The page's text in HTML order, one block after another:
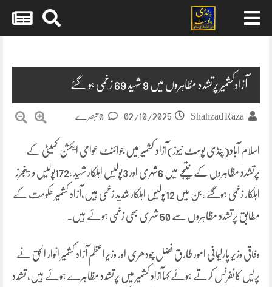
آزادکشمیر پرتشدد مظاہروں میں 9 شہید 69 زخمی ہو گئے
Shahzad Raza
02/10/2025
اسلام آباد(پنڈی پوسٹ نیوز)آزاد کشمیر میں جوائنٹ عوامی ایکشن کمیٹی کے
پرتشدد مظاہروں کے نتیجے میں 6شہری اور 3پولیس اہلکار شہید ،172پولیس و رینجرز
اہلکار زخمی ہوگئے ،جن میں 12پولیس اہلکار شدید زخمی ہیں،آزاد کشمیر حکومت کے
مطابق پرتشدد مظاہروں سے 50 شہری بھی زخمی ہوئے ہیں۔
وفاقی وزیر پارلیمانی امور طارق فضل چودھری اور وزیراعظم آزاد کشمیر انوار الحق نے
پریس کانفرنس کرتے ہوئے کہاآزاد کشمیر میں پرتشدد مظاہرے ہوئے ہیں، تشدد